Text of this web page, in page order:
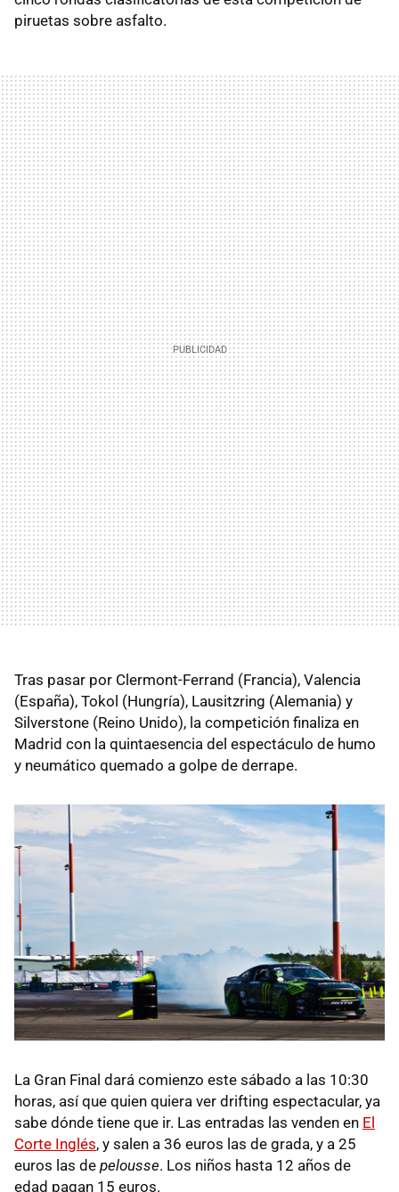
piruetas sobre asfalto.
Tras pasar por Clermont-Ferrand (Francia), Valencia
(España), Tokol (Hungría), Lausitzring (Alemania) y
Silverstone (Reino Unido), la competición finaliza en
Madrid con la quintaesencia del espectáculo de humo
y neumático quemado a golpe de derrape.
La Gran Final dará comienzo este sábado a las 10:30
horas, así que quien quiera ver drifting espectacular, ya
sabe dónde tiene que ir. Las entradas las venden en El
Corte Inglés, y salen a 36 euros las de grada, y a 25
euros las de pelousse. Los niños hasta 12 años de
edad pagan 15 euros.